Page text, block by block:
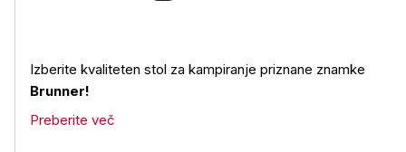
Izberite kvaliteten stol za kampiranje priznane znamke
Brunner!
Preberite več